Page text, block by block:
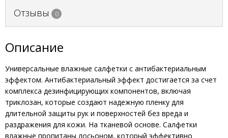
Отзывы 0
Описание
Универсальные влажные салфетки с антибактериальным
эффектом. Антибактериальный эффект достигается за счет
комплекса дезинфицирующих компонентов, включая
триклозан, которые создают надежную пленку для
длительной защиты рук и поверхностей без вреда и
раздражения для кожи. На тканевой основе. Салфетки
влажные пропитаны лосьоном, который эффективно